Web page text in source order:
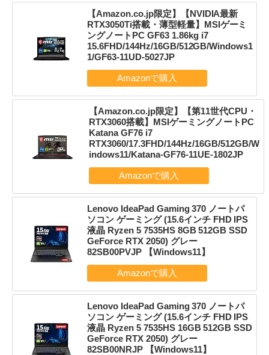
【Amazon.co.jp限定】【NVIDIA最新
RTX3050Ti搭載・薄型軽量】MSIゲーミ
ングノートPC GF63 1.86kg i7
15.6FHD/144Hz/16GB/512GB/Windows1
1/GF63-11UD-5027JP
【Amazon.co.jp限定】【第11世代CPU・
RTX3060搭載】MSIゲーミングノートPC
Katana GF76 i7
RTX3060/17.3FHD/144Hz/16GB/512GB/W
indows11/Katana-GF76-11UE-1802JP
Lenovo IdeaPad Gaming 370 ノートパ
ソコン ゲーミング (15.6インチ FHD IPS
液晶 Ryzen 5 7535HS 8GB 512GB SSD
GeForce RTX 2050) グレー
82SB00PVJP 【Windows11】
Lenovo IdeaPad Gaming 370 ノートパ
ソコン ゲーミング (15.6インチ FHD IPS
液晶 Ryzen 5 7535HS 16GB 512GB SSD
GeForce RTX 2050) グレー
82SB00NRJP 【Windows11】